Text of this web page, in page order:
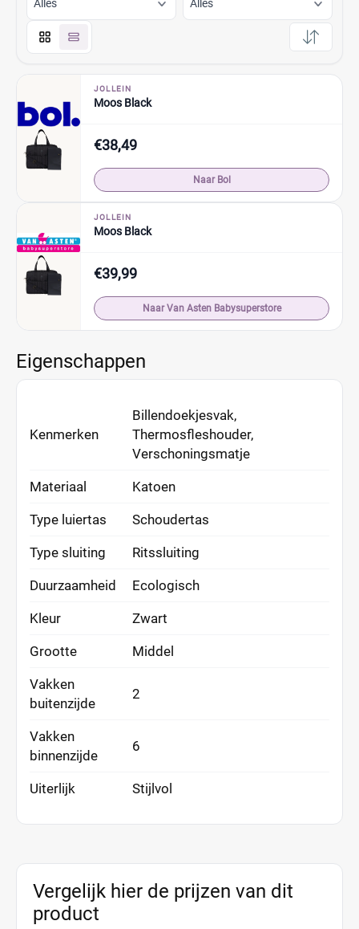
Alles Alles
JOLLEIN
Moos Black
€38,49
Naar Bol
JOLLEIN
Moos Black
€39,99
Naar Van Asten Babysuperstore
Eigenschappen
Kenmerken
Billendoekjesvak,
Thermosfleshouder,
Verschoningsmatje
Materiaal Katoen
Type luiertas Schoudertas
Type sluiting Ritssluiting
Duurzaamheid Ecologisch
Kleur Zwart
Grootte Middel
Vakken
buitenzijde
2
Vakken
binnenzijde
6
Uiterlijk Stijlvol
Vergelijk hier de prijzen van dit
product